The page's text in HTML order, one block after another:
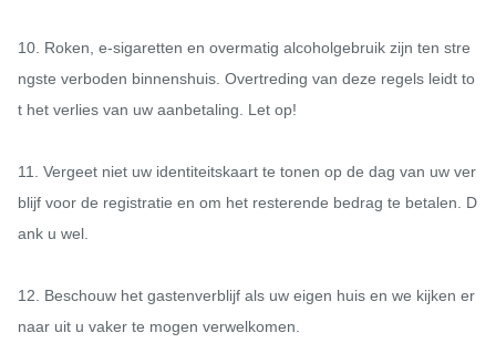
10. Roken, e-sigaretten en overmatig alcoholgebruik zijn ten stre
ngste verboden binnenshuis. Overtreding van deze regels leidt to
t het verlies van uw aanbetaling. Let op!
11. Vergeet niet uw identiteitskaart te tonen op de dag van uw ver
blijf voor de registratie en om het resterende bedrag te betalen. D
ank u wel.
12. Beschouw het gastenverblijf als uw eigen huis en we kijken er
naar uit u vaker te mogen verwelkomen.